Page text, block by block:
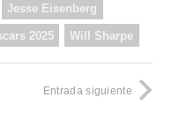
Jesse Eisenberg
2025 Will Sharpe
Entrada siguiente